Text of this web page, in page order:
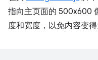
指向主页面的 500x600
度和宽度，以免内容变得